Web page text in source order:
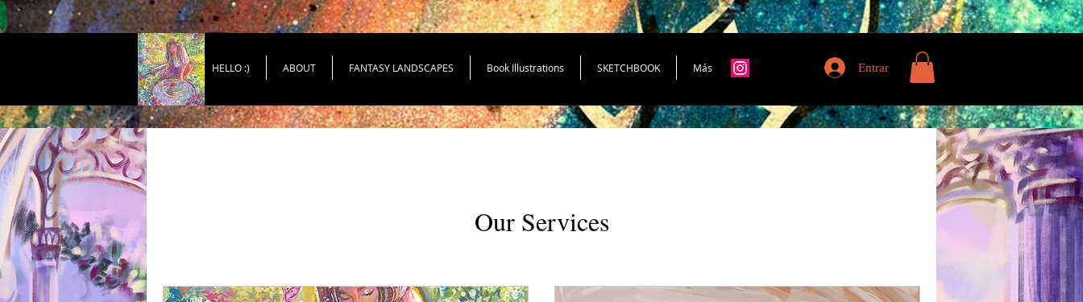
HELLO :) ABOUT FANTASY LANDSCAPES Book Illustrations SKETCHBOOK Más Entrar
Our Services